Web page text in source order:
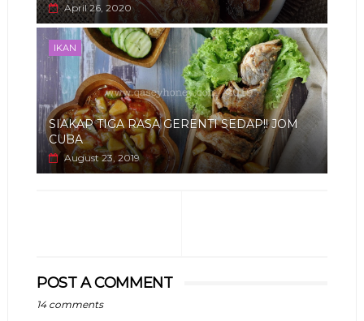
April 26, 2020
IKAN
SIAKAP TIGA RASA GERENTI SEDAP!! JOM
CUBA
August 23, 2019
POST A COMMENT
14 comments